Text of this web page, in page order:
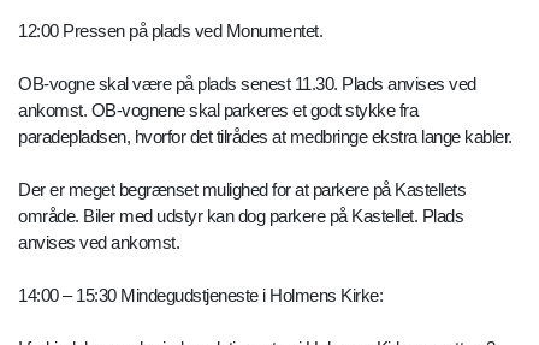
12:00 Pressen på plads ved Monumentet.
OB-vogne skal være på plads senest 11.30. Plads anvises ved
ankomst. OB-vognene skal parkeres et godt stykke fra
paradepladsen, hvorfor det tilrådes at medbringe ekstra lange kabler.
Der er meget begrænset mulighed for at parkere på Kastellets
område. Biler med udstyr kan dog parkere på Kastellet. Plads
anvises ved ankomst.
14:00 – 15:30 Mindegudstjeneste i Holmens Kirke: